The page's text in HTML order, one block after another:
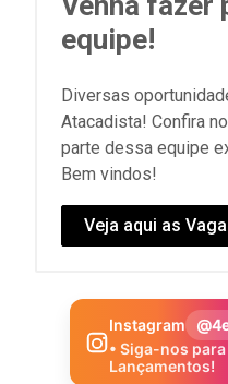
equipe!
Diversas
Atacadista! Confira
parte dessa equipe
Bem vindos!
Veja aqui as
Instagram
• Siga-nos
Lançamentos!